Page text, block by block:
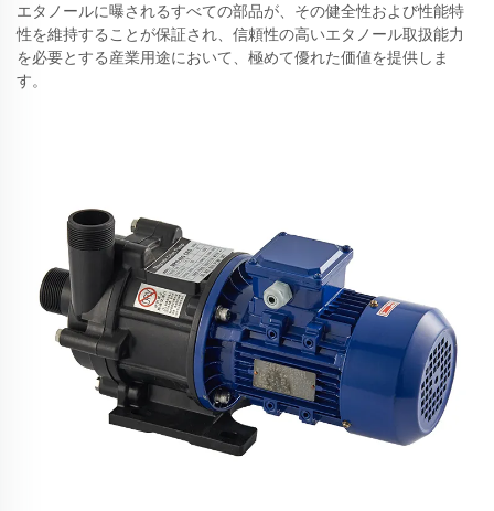
エタノールに曝されるすべての部品が、その健全性および性能特
性を維持することが保証され、信頼性の高いエタノール取扱能力
を必要とする産業用途において、極めて優れた価値を提供しま
す。